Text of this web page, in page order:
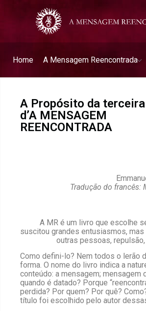
Home A Mensagem Reencontrada
A Propósito da
d’A MENSAGEM
REENCONTRADA
Tradução do francês:
A MR é um livro que escolhe
suscitou grandes entusiasmos, mas
outras pessoas,
Como defini-lo? Nem todos o lerão
forma. O nome do livro indica a
conteúdo: a mensagem; mensagem
quando é datado? Porque
perdida? Por quem? Por quê?
título foi escolhido pelo autor